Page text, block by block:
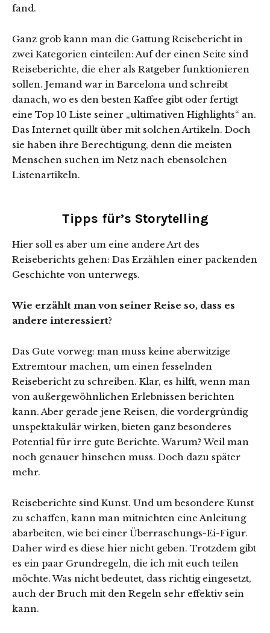
fand.
Ganz grob kann man die Gattung Reisebericht in
zwei Kategorien einteilen: Auf der einen Seite sind
Reiseberichte, die eher als Ratgeber funktionieren
sollen. Jemand war in Barcelona und schreibt
danach, wo es den besten Kaffee gibt oder fertigt
eine Top 10 Liste seiner „ultimativen Highlights“ an.
Das Internet quillt über mit solchen Artikeln. Doch
sie haben ihre Berechtigung, denn die meisten
Menschen suchen im Netz nach ebensolchen
Listenartikeln.
Tipps für’s Storytelling
Hier soll es aber um eine andere Art des
Reiseberichts gehen: Das Erzählen einer packenden
Geschichte von unterwegs.
Wie erzählt man von seiner Reise so, dass es
andere interessiert?
Das Gute vorweg: man muss keine aberwitzige
Extremtour machen, um einen fesselnden
Reisebericht zu schreiben. Klar, es hilft, wenn man
von außergewöhnlichen Erlebnissen berichten
kann. Aber gerade jene Reisen, die vordergründig
unspektakulär wirken, bieten ganz besonderes
Potential für irre gute Berichte. Warum? Weil man
noch genauer hinsehen muss. Doch dazu später
mehr.
Reiseberichte sind Kunst. Und um besondere Kunst
zu schaffen, kann man mitnichten eine Anleitung
abarbeiten, wie bei einer Überraschungs-Ei-Figur.
Daher wird es diese hier nicht geben. Trotzdem gibt
es ein paar Grundregeln, die ich mit euch teilen
möchte. Was nicht bedeutet, dass richtig eingesetzt,
auch der Bruch mit den Regeln sehr effektiv sein
kann.